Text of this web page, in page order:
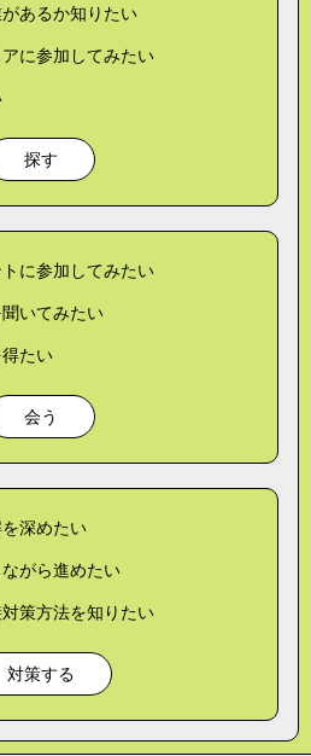
あるか知りたい
に参加してみたい
探す
に参加してみたい
いてみたい
たい
会う
深めたい
がら進めたい
策方法を知りたい
対策する